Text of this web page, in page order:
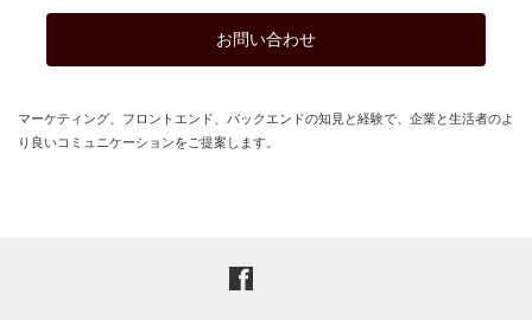
お問い合わせ
マーケティング、フロントエンド、バックエンドの知見と経験で、企業と生活者のよ
り良いコミュニケーションをご提案します。